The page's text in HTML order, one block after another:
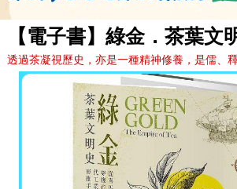
【電子書】綠金．茶葉文
透過茶凝視歷史，亦是一種精神修養，是儒、